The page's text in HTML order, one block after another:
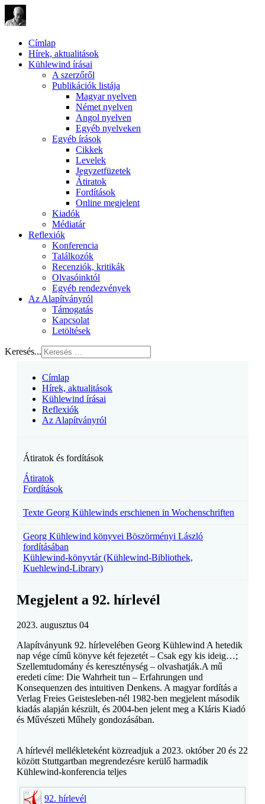
Címlap
Hírek, aktualitások
Kühlewind írásai
A szerzőről
Publikációk listája
Magyar nyelven
Német nyelven
Angol nyelven
Egyéb nyelveken
Egyéb írások
Cikkek
Levelek
Jegyzetfüzetek
Átiratok
Fordítások
Online megjelent
Kiadók
Médiatár
Reflexiók
Konferencia
Találkozók
Recenziók, kritikák
Olvasóinktól
Egyéb rendezvények
Az Alapítványról
Támogatás
Kapcsolat
Letöltések
Keresés...
Címlap
Hírek, aktualitások
Kühlewind írásai
Reflexiók
Az Alapítványról
Átiratok és fordítások
Átiratok
Fordítások
Texte Georg Kühlewinds erschienen in Wochenschriften
Georg Kühlewind könyvei Böszörményi László
fordításában
Kühlewind-könyvtár (Kühlewind-Bibliothek,
Kuehlewind-Library)
Megjelent a 92. hírlevél
2023. augusztus 04
Alapítványunk 92. hírlevelében Georg Kühlewind A hetedik
nap vége című könyve két fejezetét – Csak egy kis ideig…;
Szellemtudomány és kereszténység – olvashatják.A mű
eredeti címe: Die Wahrheit tun – Erfahrungen und
Konsequenzen des intuitiven Denkens. A magyar fordítás a
Verlag Freies Geistesleben-nél 1982-ben megjelent második
kiadás alapján készült, és 2004-ben jelent meg a Kláris Kiadó
és Művészeti Műhely gondozásában.
A hírlevél mellékleteként közreadjuk a 2023. október 20 és 22
között Stuttgartban megrendezésre kerülő harmadik
Kühlewind-konferencia teljes
92. hírlevél